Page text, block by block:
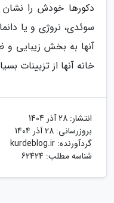
دکورها خودش را
سوئدی، نروژی و یا
آنها به بخش زیبایی و
خانه آنها از تزیینات
انتشار: 28 آذر 1404
بروزرسانی: 28 آذر 1404
گردآورنده: kurdeblog.ir
شناسه مطلب: 62424